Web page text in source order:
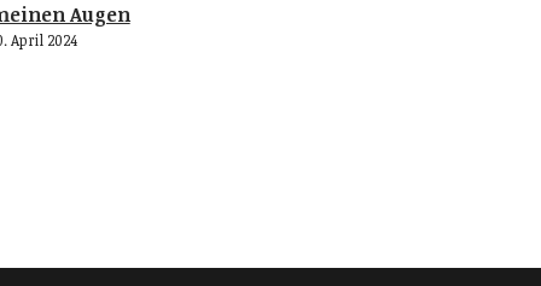
Augen
April 2024